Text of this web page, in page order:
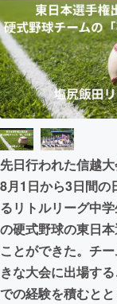
アート
テクノ
映像・
まちづ
先日行われた信越大
8月1日から3日間の
るリトルリーグ中
の硬式野球の東日
ことができた。チ
きな大会に出場す
での経験を積むと